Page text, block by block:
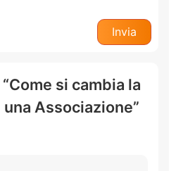
si cambia la
Associazione”